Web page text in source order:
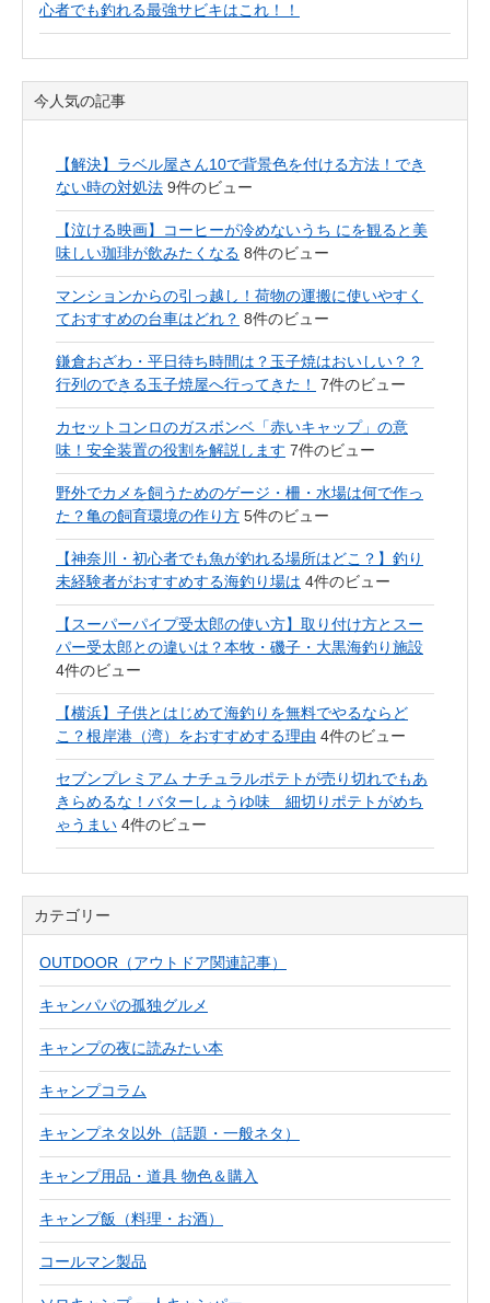
心者でも釣れる最強サビキはこれ！！
今人気の記事
【解決】ラベル屋さん10で背景色を付ける方法！でき
ない時の対処法 9件のビュー
【泣ける映画】コーヒーが冷めないうち にを観ると美
味しい珈琲が飲みたくなる 8件のビュー
マンションからの引っ越し！荷物の運搬に使いやすく
ておすすめの台車はどれ？ 8件のビュー
鎌倉おざわ・平日待ち時間は？玉子焼はおいしい？？
行列のできる玉子焼屋へ行ってきた！
7件のビュー
カセットコンロのガスボンベ「赤いキャップ」の意
味！安全装置の役割を解説します 7件のビュー
野外でカメを飼うためのゲージ・柵・水場は何で作っ
た？亀の飼育環境の作り方 5件のビュー
【神奈川・初心者でも魚が釣れる場所はどこ？】釣り
未経験者がおすすめする海釣り場は 4件のビュー
【スーパーパイプ受太郎の使い方】取り付け方とスー
パー受太郎との違いは？本牧・磯子・大黒海釣り施設
4件のビュー
【横浜】子供とはじめて海釣りを無料でやるならど
こ？根岸港（湾）をおすすめする理由 4件のビュー
セブンプレミアム ナチュラルポテトが売り切れでもあ
きらめるな！バターしょうゆ味 細切りポテトがめち
ゃうまい 4件のビュー
カテゴリー
OUTDOOR（アウトドア関連記事）
キャンパパの孤独グルメ
キャンプの夜に読みたい本
キャンプコラム
キャンプネタ以外（話題・一般ネタ）
キャンプ用品・道具 物色＆購入
キャンプ飯（料理・お酒）
コールマン製品